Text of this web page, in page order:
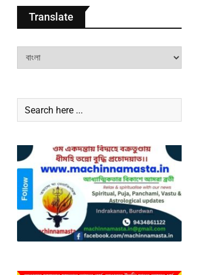
Translate